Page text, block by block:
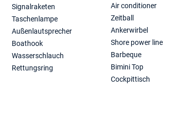
Signalraketen
Taschenlampe
Außenlautsprecher
Boathook
Wasserschlauch
Rettungsring
Air conditioner
Zeitball
Ankerwirbel
Shore power line
Barbeque
Bimini Top
Cockpittisch